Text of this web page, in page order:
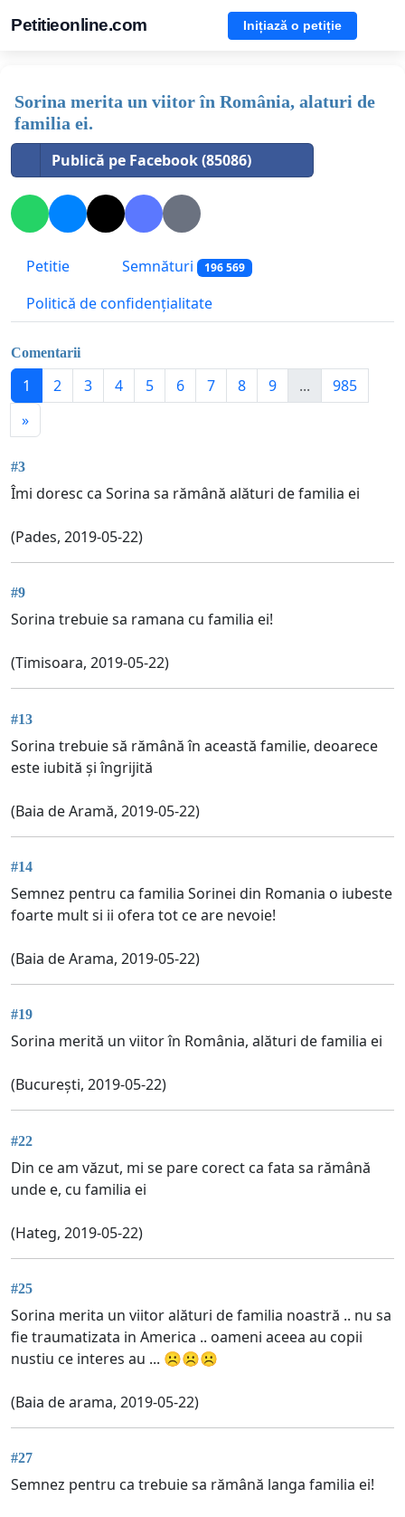
Petitieonline.com Inițiază o petiție
Sorina merita un viitor în România, alaturi de
familia ei.
Publică pe Facebook (85086)
Petitie Semnături 196 569
Politică de confidențialitate
Comentarii
1 2 3 4 5 6 7 8 9 ...
985
»
#3
Îmi doresc ca Sorina sa rămână alături de familia ei
(Pades, 2019-05-22)
#9
Sorina trebuie sa ramana cu familia ei!
(Timisoara, 2019-05-22)
#13
Sorina trebuie să rămână în această familie, deoarece
este iubită și îngrijită
(Baia de Aramă, 2019-05-22)
#14
Semnez pentru ca familia Sorinei din Romania o iubeste
foarte mult si ii ofera tot ce are nevoie!
(Baia de Arama, 2019-05-22)
#19
Sorina merită un viitor în România, alături de familia ei
(București, 2019-05-22)
#22
Din ce am văzut, mi se pare corect ca fata sa rămână
unde e, cu familia ei
(Hateg, 2019-05-22)
#25
Sorina merita un viitor alături de familia noastră .. nu sa
fie traumatizata in America .. oameni aceea au copii
nustiu ce interes au ... ☹️☹️☹️
(Baia de arama, 2019-05-22)
#27
Semnez pentru ca trebuie sa rămână langa familia ei!